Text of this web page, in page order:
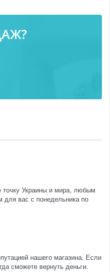
Украины и мира, любым
вас с понедельника по
нашего магазина. Если
сможете вернуть деньги.